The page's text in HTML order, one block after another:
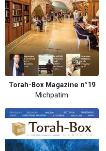
Torah-Box Magazine n°19
Michpatim